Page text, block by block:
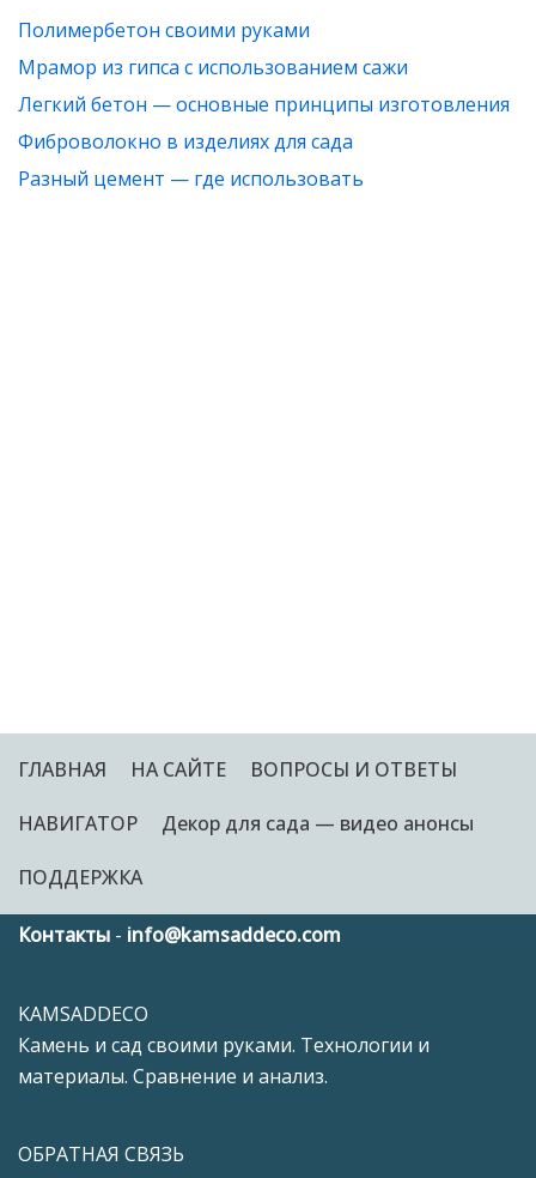
Полимербетон своими руками
Мрамор из гипса с использованием сажи
Легкий бетон — основные принципы изготовления
Фиброволокно в изделиях для сада
Разный цемент — где использовать
ГЛАВНАЯ НА САЙТЕ ВОПРОСЫ И ОТВЕТЫ
НАВИГАТОР Декор для сада — видео анонсы
ПОДДЕРЖКА
Контакты - info@kamsaddeco.com
KAMSADDECO
Камень и сад своими руками. Технологии и
материалы. Сравнение и анализ.
ОБРАТНАЯ СВЯЗЬ